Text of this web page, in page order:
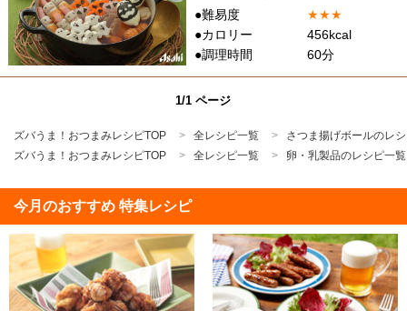
●難易度
★★★
●カロリー
456kcal
●調理時間
60分
1/1 ページ
ズバうま！おつまみレシピTOP 全レシピ一覧
さつま揚げボールのレ
ズバうま！おつまみレシピTOP
全レシピ一覧 卵・乳製品のレシピ一覧
今月のおすすめ 特集レシピ